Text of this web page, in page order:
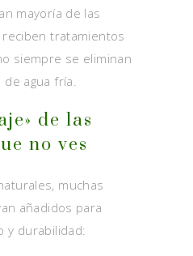
mayoría de las
tratamientos
siempre se eliminan
agua fría.
de las
no ves
muchas
añadidos para
y durabilidad: